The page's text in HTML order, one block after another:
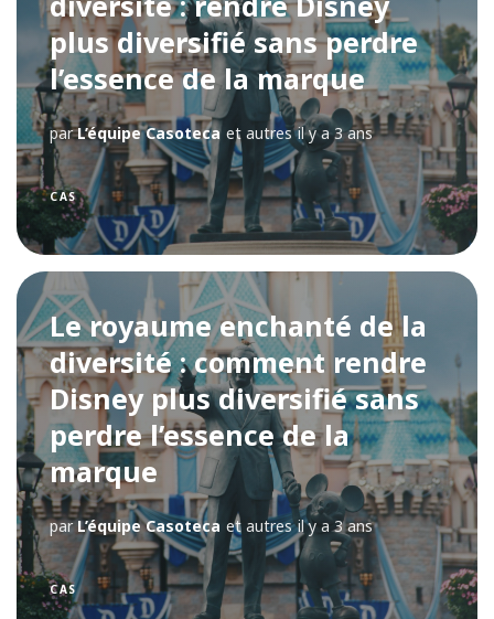
plus diversifié sans perdre
l’essence de la marque
parL’équipe Casoteca et autres il y a 3 ans
CAS
Le royaume enchanté de la
diversité : comment rendre
Disney plus diversifié sans
perdre l’essence de la
marque
parL’équipe Casoteca et autres il y a 3 ans
CAS